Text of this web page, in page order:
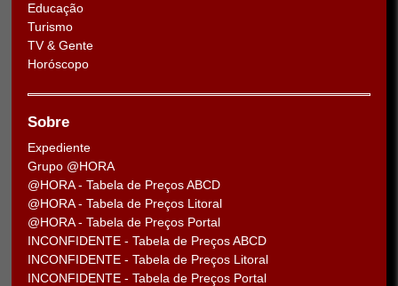
Educação
Turismo
TV & Gente
Horóscopo
Sobre
Expediente
Grupo @HORA
@HORA - Tabela de Preços ABCD
@HORA - Tabela de Preços Litoral
@HORA - Tabela de Preços Portal
INCONFIDENTE - Tabela de Preços ABCD
INCONFIDENTE - Tabela de Preços Litoral
INCONFIDENTE - Tabela de Preços Portal